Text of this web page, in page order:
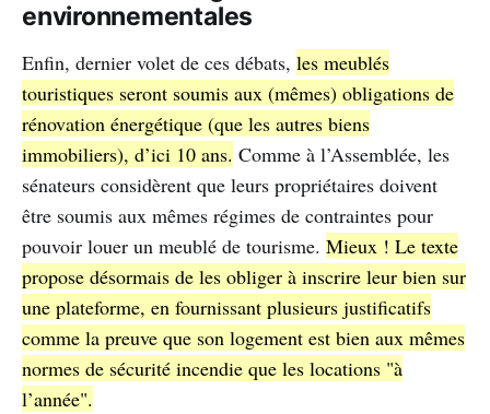
environnementales
Enfin, dernier volet de ces débats, les meublés
touristiques seront soumis aux (mêmes) obligations de
rénovation énergétique (que les autres biens
immobiliers), d’ici 10 ans. Comme à l’Assemblée, les
sénateurs considèrent que leurs propriétaires doivent
être soumis aux mêmes régimes de contraintes pour
pouvoir louer un meublé de tourisme. Mieux ! Le texte
propose désormais de les obliger à inscrire leur bien sur
une plateforme, en fournissant plusieurs justificatifs
comme la preuve que son logement est bien aux mêmes
normes de sécurité incendie que les locations "à
l’année".